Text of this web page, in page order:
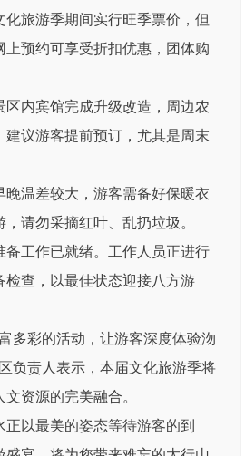
化旅游季期间实行旺季票价，但
上预约可享受折扣优惠，团体购
区内宾馆完成升级改造，周边农
建议游客提前预订，尤其是周末
晚温差较大，游客需备好保暖衣
请勿采摘红叶、乱扔垃圾。
备工作已就绪。工作人员正进行
检查，以最佳状态迎接八方游
多彩的活动，让游客深度体验沕
负责人表示，本届文化旅游季将
资源的完美融合。
正以最美的姿态等待游客的到